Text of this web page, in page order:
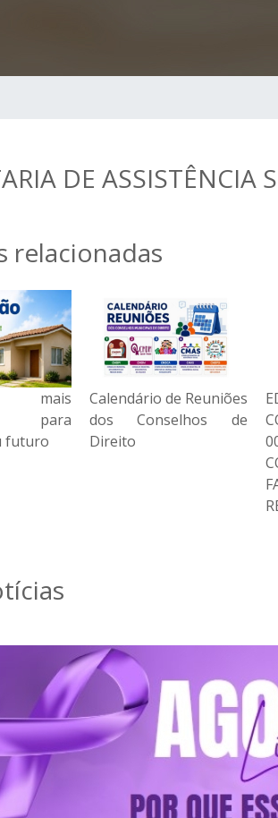
DE ASSISTÊNCIA
relacionadas
Reuniões
de
EDITAL DE
CONVOCAÇÃO N°
001/2025